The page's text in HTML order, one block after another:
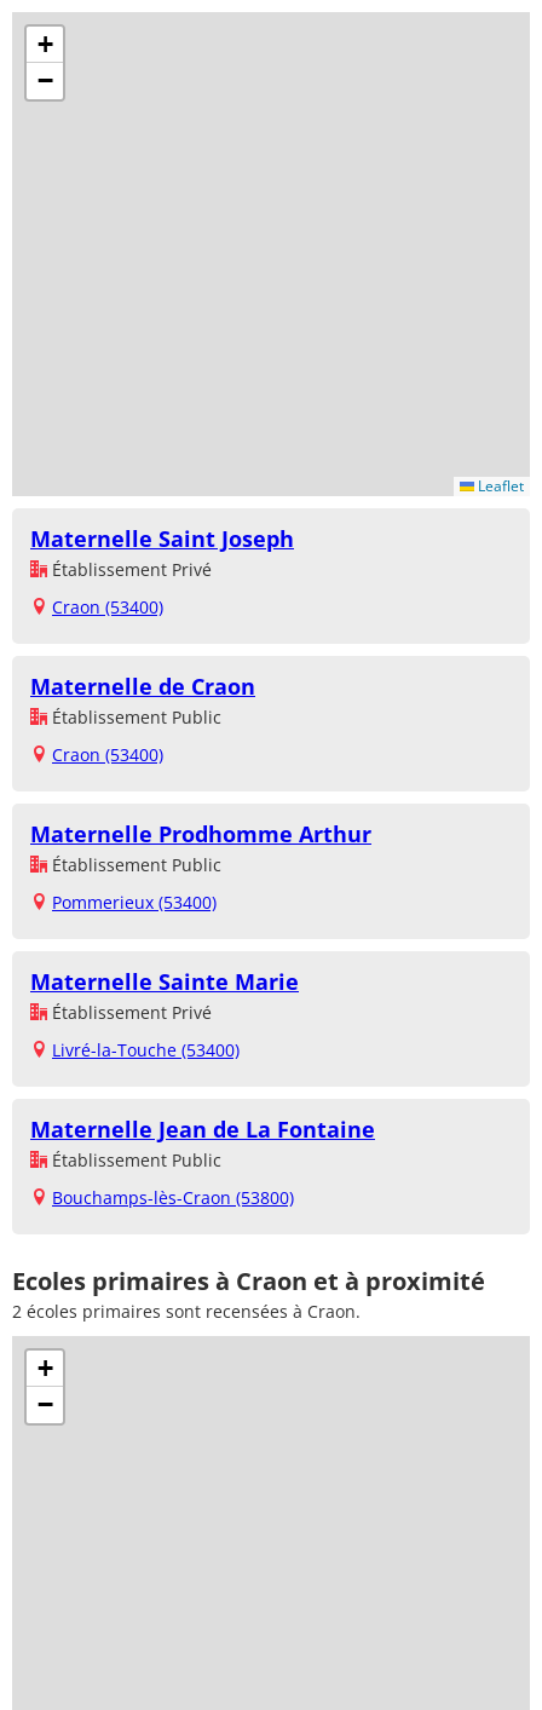
+
−
Leaflet
Maternelle Saint Joseph
Établissement Privé
Craon (53400)
Maternelle de Craon
Établissement Public
Craon (53400)
Maternelle Prodhomme Arthur
Établissement Public
Pommerieux (53400)
Maternelle Sainte Marie
Établissement Privé
Livré-la-Touche (53400)
Maternelle Jean de La Fontaine
Établissement Public
Bouchamps-lès-Craon (53800)
Ecoles primaires à Craon et à proximité
2 écoles primaires sont recensées à Craon.
+
−